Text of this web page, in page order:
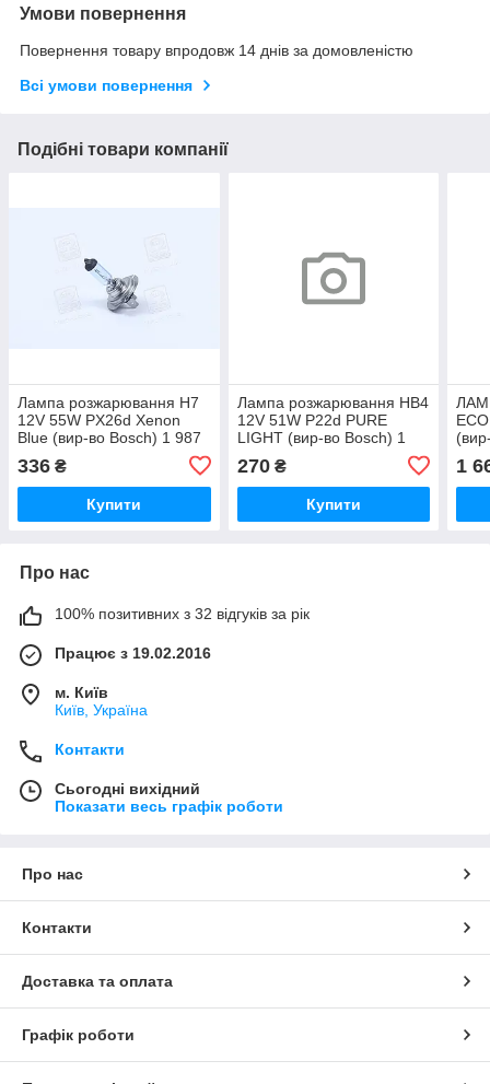
Умови повернення
Повернення товару впродовж 14 днів за домовленістю
Всі умови повернення
Подібні товари компанії
Лампа розжарювання H7
12V 55W PX26d Xenon
Blue (вир-во Bosch) 1 987
336 ₴
Купити
Лампа розжарювання HB4
12V 51W P22d PURE
LIGHT (вир-во Bosch) 1
270₴
Купити
1
Про нас
100% позитивних з 32 відгуків за рік
Працює з 19.02.2016
м. Київ
Київ, Україна
Контакти
Сьогодні вихідний
Показати весь графік роботи
Про нас
Контакти
Доставка та оплата
Графік роботи